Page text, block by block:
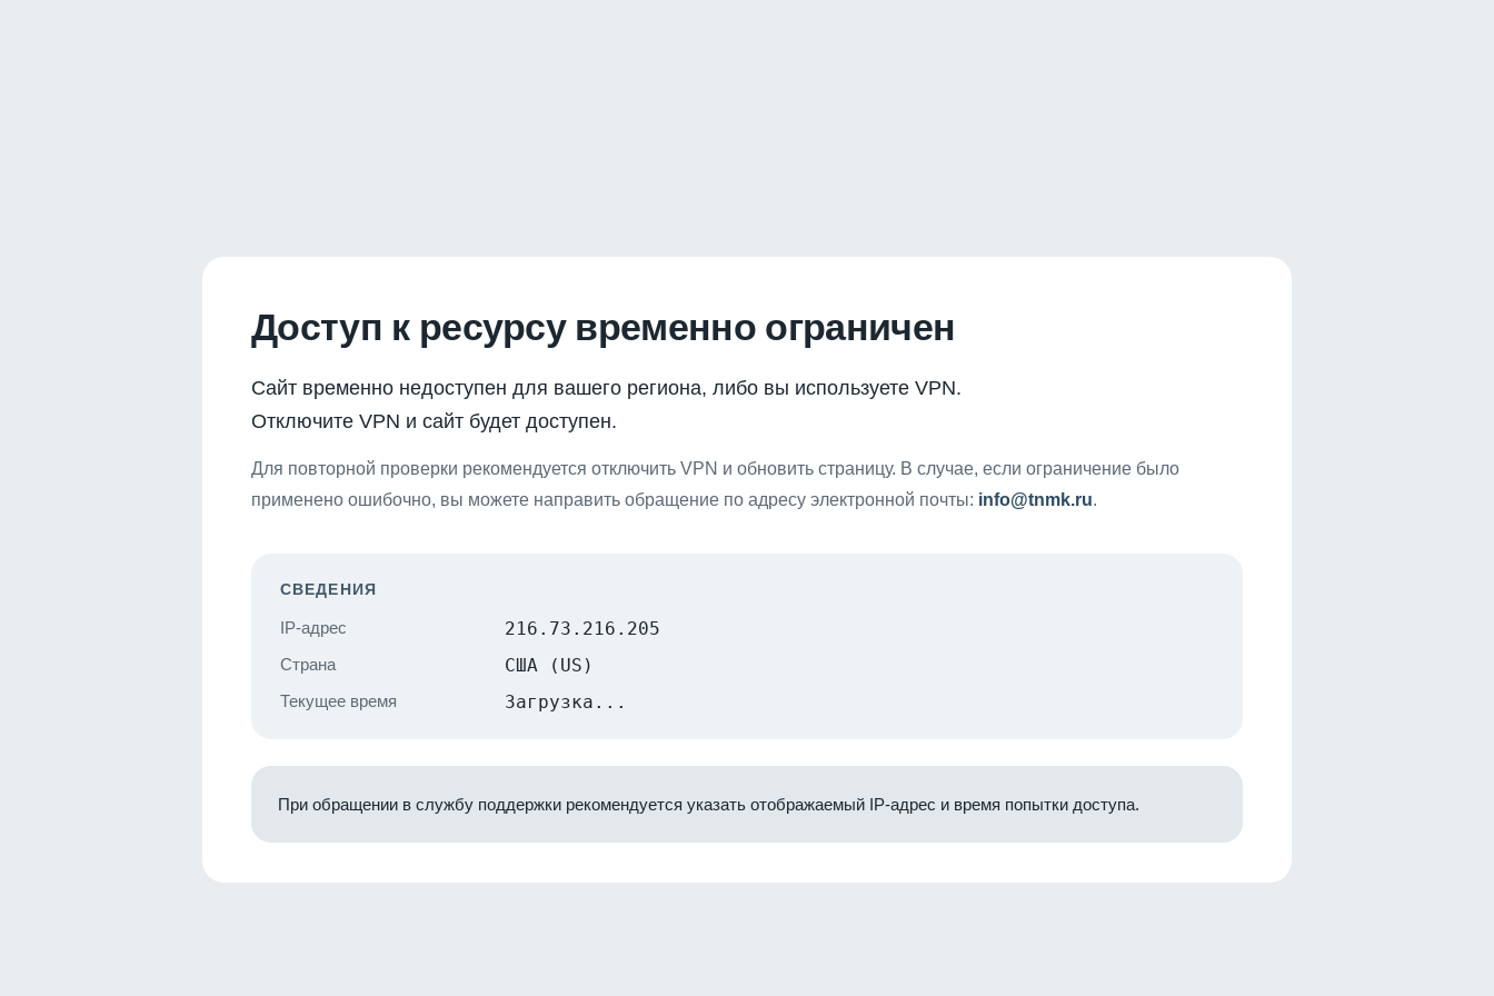
Доступ к ресурсу временно ограничен
Сайт временно недоступен для вашего региона, либо вы используете VPN.
Отключите VPN и сайт будет доступен.
Для повторной проверки рекомендуется отключить VPN и обновить страницу. В случае, если ограничение было
применено ошибочно, вы можете направить обращение по адресу электронной почты: info@tnmk.ru.
СВЕДЕНИЯ
IP-адрес 216.73.216.205
Страна США (US)
Текущее время Загрузка...
При обращении в службу поддержки рекомендуется указать отображаемый IP-адрес и время попытки доступа.